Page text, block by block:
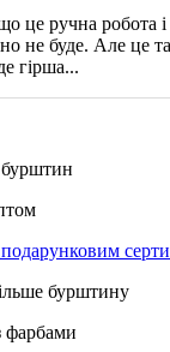
це ручна робота і
не буде. Але це
гірша...
бурштину
фарбами